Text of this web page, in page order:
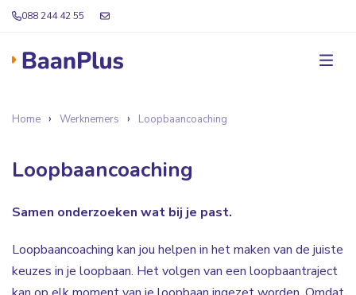
088 244 42 55
Home Werknemers Loopbaancoaching
Loopbaancoaching
Samen onderzoeken wat bij je past.
Loopbaancoaching kan jou helpen in het maken van de juiste
keuzes in je loopbaan. Het volgen van een loopbaantraject